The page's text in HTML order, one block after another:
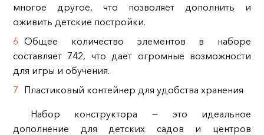
многое другое, что позволяет дополнить и
оживить детские постройки.
Общее количество элементов в наборе
составляет 742, что дает огромные возможности
для игры и обучения.
Пластиковый контейнер для удобства хранения
Набор конструктора — это идеальное
дополнение для детских садов и центров